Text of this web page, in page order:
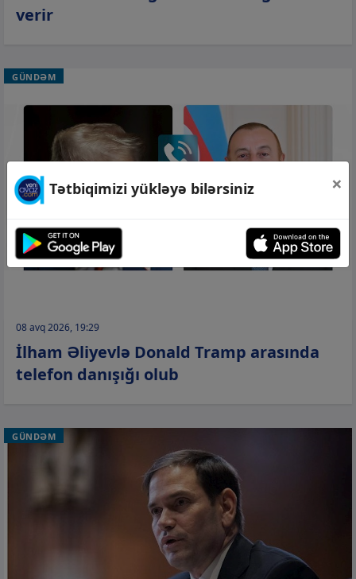
verir
GÜNDƏM
08 avq 2026, 19:29
İlham Əliyevlə Donald Tramp arasında
telefon danışığı olub
GÜNDƏM
Tətbiqimizi yükləyə bilərsiniz ×